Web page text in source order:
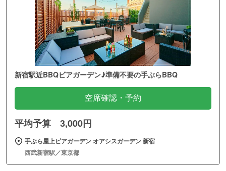
新宿駅近BBQビアガーデン♪準備不要の手ぶらBBQ
空席確認・予約
平均予算 3,000円
手ぶら屋上ビアガーデン オアシスガーデン 新宿
西武新宿駅／東京都